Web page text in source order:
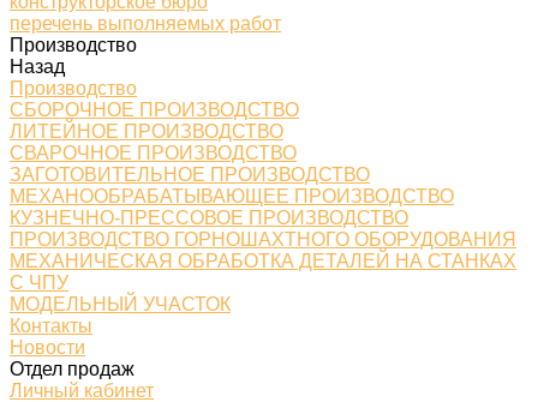
перечень выполняемых работ
Производство
Назад
Производство
СБОРОЧНОЕ ПРОИЗВОДСТВО
ЛИТЕЙНОЕ ПРОИЗВОДСТВО
СВАРОЧНОЕ ПРОИЗВОДСТВО
ЗАГОТОВИТЕЛЬНОЕ ПРОИЗВОДСТВО
МЕХАНООБРАБАТЫВАЮЩЕЕ ПРОИЗВОДСТВО
КУЗНЕЧНО-ПРЕССОВОЕ ПРОИЗВОДСТВО
ПРОИЗВОДСТВО ГОРНОШАХТНОГО ОБОРУДОВАНИЯ
МЕХАНИЧЕСКАЯ ОБРАБОТКА ДЕТАЛЕЙ НА СТАНКАХ
С ЧПУ
МОДЕЛЬНЫЙ УЧАСТОК
Контакты
Новости
Отдел продаж
Личный кабинет